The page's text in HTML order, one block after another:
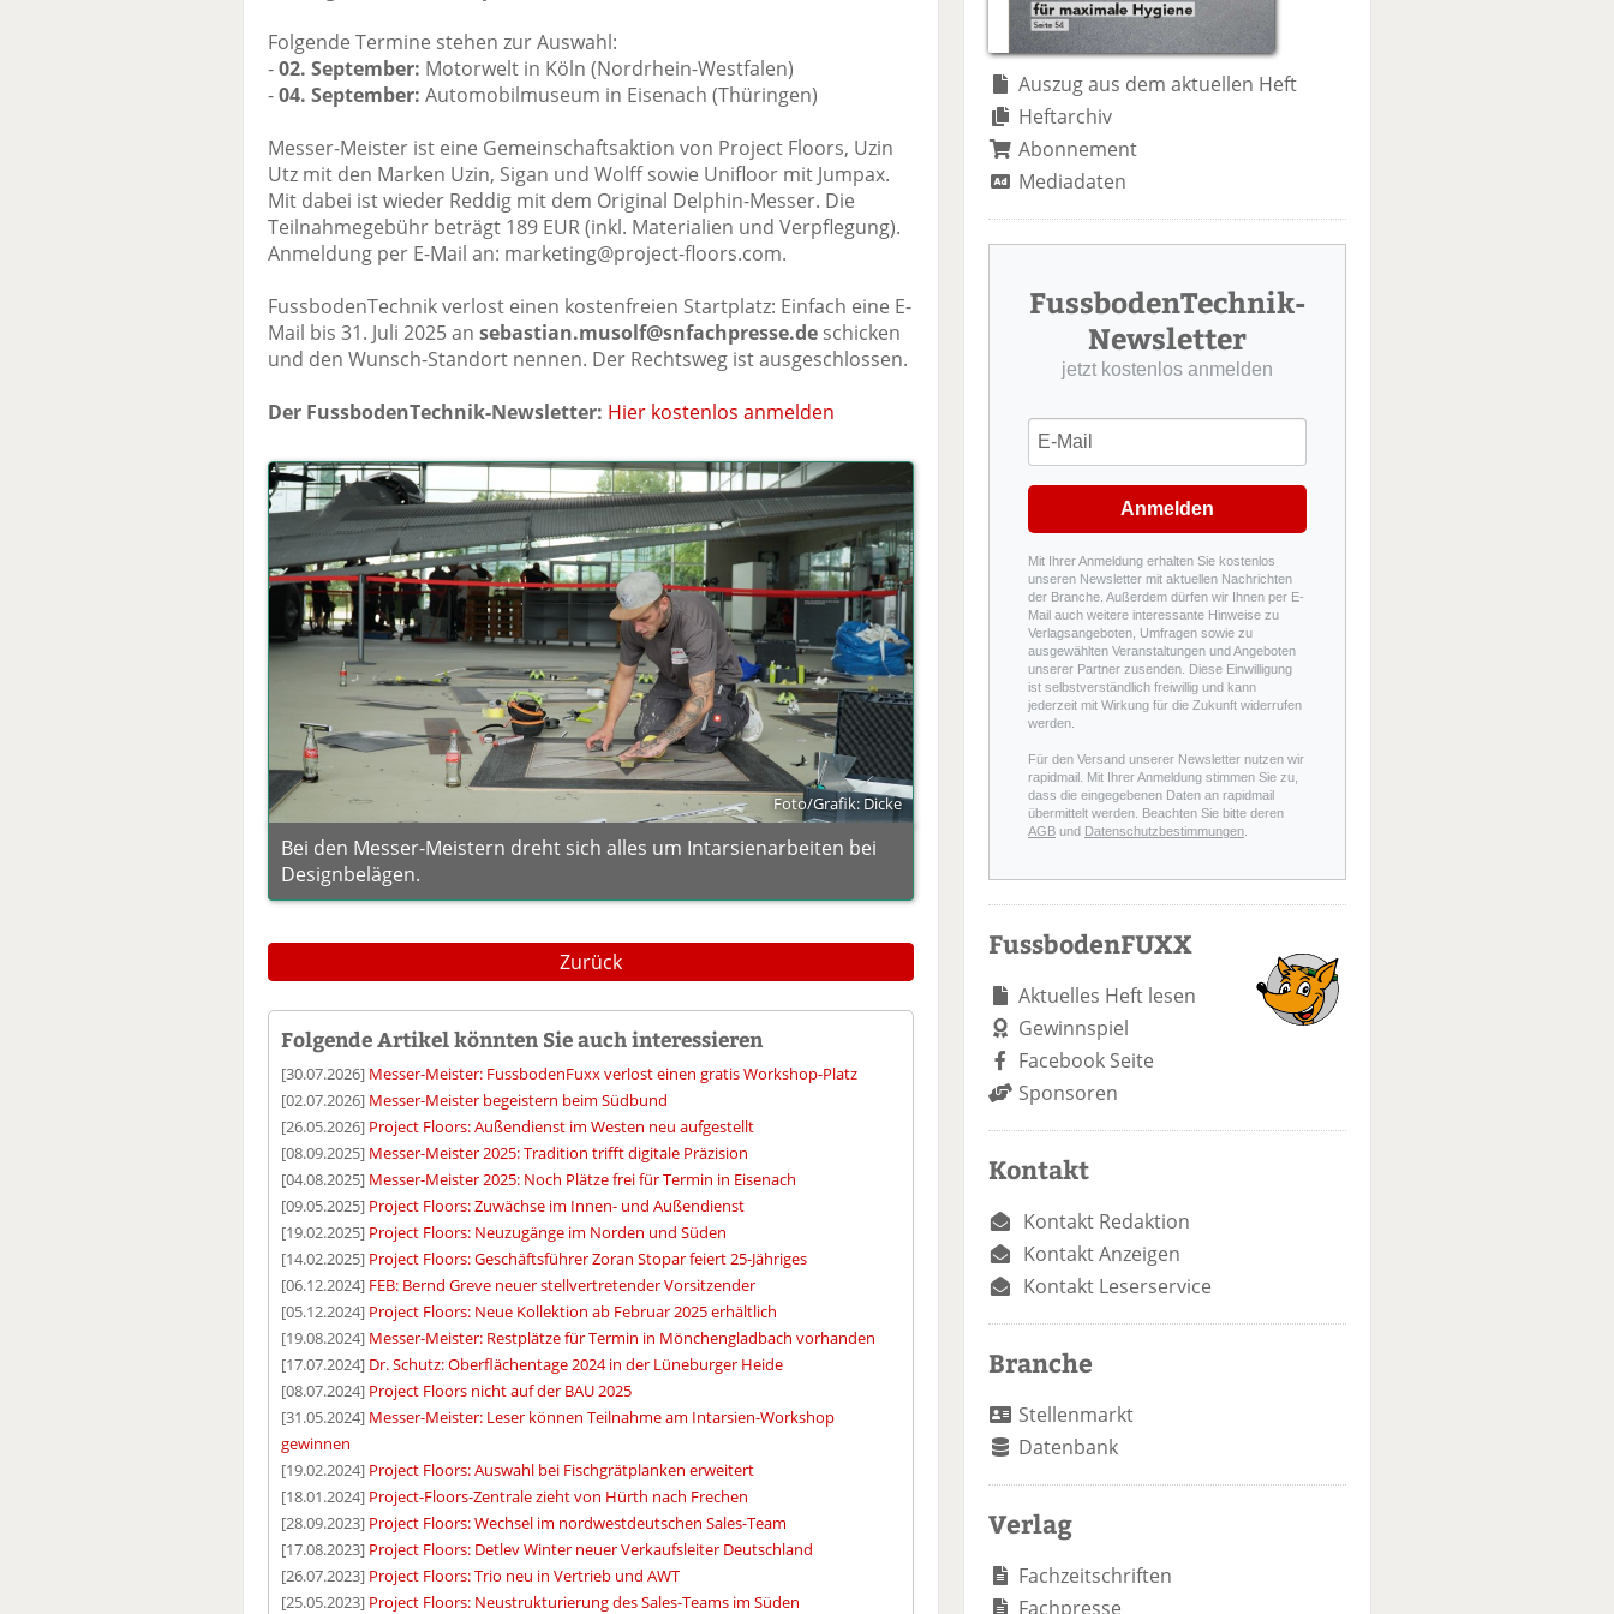
Folgende Termine stehen zur Auswahl:
-02. September: Motorwelt in Köln (Nordrhein-Westfalen)
-04. September: Automobilmuseum in Eisenach (Thüringen)
Messer-Meister ist eine Gemeinschaftsaktion von Project Floors, Uzin
Utz mit den Marken Uzin, Sigan und Wolff sowie Unifloor mit Jumpax.
Mit dabei ist wieder Reddig mit dem Original Delphin-Messer. Die
Teilnahmegebühr beträgt 189 EUR (inkl. Materialien und Verpflegung).
Anmeldung per E-Mail an: marketing@project-floors.com.
FussbodenTechnik verlost einen kostenfreien Startplatz: Einfach eine E-
Mail bis 31. Juli 2025 an sebastian.musolf@snfachpresse.de schicken
und den Wunsch-Standort nennen. Der Rechtsweg ist ausgeschlossen.
Der FussbodenTechnik-Newsletter: Hier kostenlos anmelden
Foto/Grafik: Dicke
Bei den Messer-Meistern dreht sich alles um Intarsienarbeiten bei
Designbelägen.
Zurück
Folgende Artikel könnten Sie auch interessieren
[30.07.2026] Messer-Meister: FussbodenFuxx verlost einen gratis Workshop-Platz
[02.07.2026] Messer-Meister begeistern beim Südbund
[26.05.2026] Project Floors: Außendienst im Westen neu aufgestellt
[08.09.2025] Messer-Meister 2025: Tradition trifft digitale Präzision
[04.08.2025] Messer-Meister 2025: Noch Plätze frei für Termin in Eisenach
[09.05.2025] Project Floors: Zuwächse im Innen- und Außendienst
[19.02.2025] Project Floors: Neuzugänge im Norden und Süden
[14.02.2025] Project Floors: Geschäftsführer Zoran Stopar feiert 25-Jähriges
[06.12.2024] FEB: Bernd Greve neuer stellvertretender Vorsitzender
[05.12.2024] Project Floors: Neue Kollektion ab Februar 2025 erhältlich
[19.08.2024] Messer-Meister: Restplätze für Termin in Mönchengladbach vorhanden
[17.07.2024] Dr. Schutz: Oberflächentage 2024 in der Lüneburger Heide
[08.07.2024] Project Floors nicht auf der BAU 2025
[31.05.2024] Messer-Meister: Leser können Teilnahme am Intarsien-Workshop
gewinnen
[19.02.2024] Project Floors: Auswahl bei Fischgrätplanken erweitert
[18.01.2024] Project-Floors-Zentrale zieht von Hürth nach Frechen
[28.09.2023] Project Floors: Wechsel im nordwestdeutschen Sales-Team
[17.08.2023] Project Floors: Detlev Winter neuer Verkaufsleiter Deutschland
[26.07.2023] Project Floors: Trio neu in Vertrieb und AWT
[25.05.2023] Project Floors: Neustrukturierung des Sales-Teams im Süden
Auszug aus dem aktuellen Heft
Heftarchiv
Abonnement
Mediadaten
FussbodenTechnik-
Newsletter
jetzt kostenlos anmelden
Anmelden
Mit Ihrer Anmeldung erhalten Sie kostenlos
unseren Newsletter mit aktuellen Nachrichten
der Branche. Außerdem dürfen wir Ihnen per E-
Mail auch weitere interessante Hinweise zu
Verlagsangeboten, Umfragen sowie zu
ausgewählten Veranstaltungen und Angeboten
unserer Partner zusenden. Diese Einwilligung
ist selbstverständlich freiwillig und kann
jederzeit mit Wirkung für die Zukunft widerrufen
werden.
Für den Versand unserer Newsletter nutzen wir
rapidmail. Mit Ihrer Anmeldung stimmen Sie zu,
dass die eingegebenen Daten an rapidmail
übermittelt werden. Beachten Sie bitte deren
AGB und Datenschutzbestimmungen.
FussbodenFUXX
Aktuelles Heft lesen
Gewinnspiel
Facebook Seite
Sponsoren
Kontakt
Kontakt Redaktion
Kontakt Anzeigen
Kontakt Leserservice
Branche
Stellenmarkt
Datenbank
Verlag
Fachzeitschriften
Fachpresse